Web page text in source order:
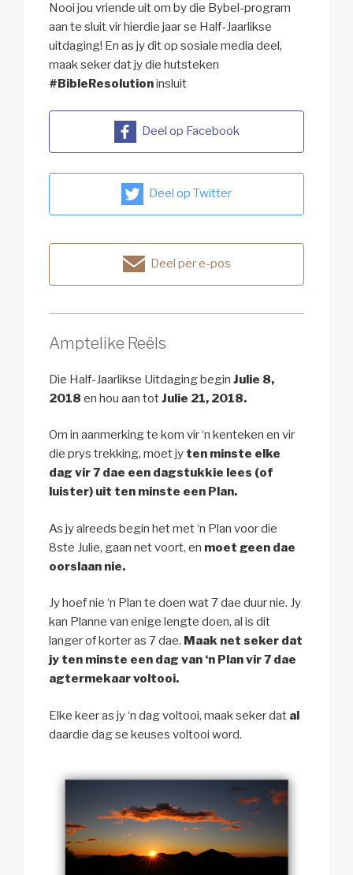
Nooi jou vriende uit om by die Bybel-program
aan te sluit vir hierdie jaar se Half-Jaarlikse
uitdaging! En as jy dit op sosiale media deel,
maak seker dat jy die hutsteken
#BibleResolutioninsluit
Deel op Facebook
Deel op Twitter
Deel per e-pos
Amptelike Reëls
Die Half-Jaarlikse Uitdaging begin Julie 8,
2018 en hou aan totJulie 21, 2018.
Om in aanmerking te kom vir ‘n kenteken en vir
die prys trekking, moet jy ten minste elke
dag vir 7 dae een dagstukkie lees (of
luister) uit ten minste een Plan.
As jy alreeds begin het met ‘n Plan voor die
8ste Julie, gaan net voort, en moet geen dae
oorslaan nie.
Jy hoef nie ‘n Plan te doen wat 7 dae duur nie. Jy
kan Planne van enige lengte doen, al is dit
langer of korter as 7 dae. Maak net seker dat
jy ten minste een dag van ‘n Plan vir 7 dae
agtermekaar voltooi.
Elke keer as jy ‘n dag voltooi, maak seker dat al
daardie dag se keuses voltooi word.